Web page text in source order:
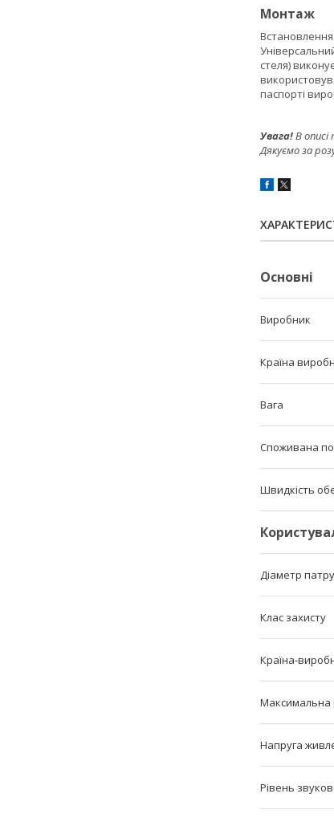
Монтаж
стеля)
паспорті
Увага!В
Дякуємо за
Основні
Виробник
Країна
Вага
Споживана
Швидкість
Діаметр
Клас захисту
Країна-
Максимальна
Напруга
Рівень